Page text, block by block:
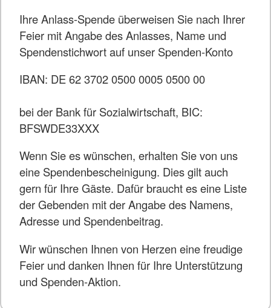
Ihre Anlass-Spende überweisen Sie nach Ihrer
Feier mit Angabe des Anlasses, Name und
Spendenstichwort auf unser Spenden-Konto
IBAN: DE 62 3702 0500 0005 0500 00
bei der Bank für Sozialwirtschaft, BIC:
BFSWDE33XXX
Wenn Sie es wünschen, erhalten Sie von uns
eine Spendenbescheinigung. Dies gilt auch
gern für Ihre Gäste. Dafür braucht es eine Liste
der Gebenden mit der Angabe des Namens,
Adresse und Spendenbeitrag.
Wir wünschen Ihnen von Herzen eine freudige
Feier und danken Ihnen für Ihre Unterstützung
und Spenden-Aktion.